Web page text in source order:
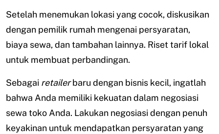
Setelah menemukan lokasi yang cocok, diskusikan
dengan pemilik rumah mengenai persyaratan,
biaya sewa, dan tambahan lainnya. Riset tarif lokal
untuk membuat perbandingan.
Sebagai retailerbaru dengan bisnis kecil, ingatlah
bahwa Anda memiliki kekuatan dalam negosiasi
sewa toko Anda. Lakukan negosiasi dengan penuh
keyakinan untuk mendapatkan persyaratan yang